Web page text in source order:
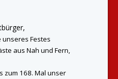
Festes
aus Nah und Fern,
zum 168. Mal unser